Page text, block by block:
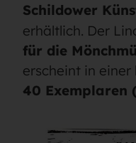
Schildower
erhältlich. Der
für die
erscheint in einer
40 Exemplaren